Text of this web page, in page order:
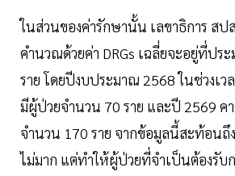
ในส่วนของค่ารักษานั้น เลขาธิการ สป
คำนวณด้วยค่า DRGs เฉลี่ยจะอยู่ที่ป
ราย โดยปีงบประมาณ 2568 ในช่วงเว
มีผู้ป่วยจำนวน 70 ราย และปี 2569 ค
จำนวน 170 ราย จากข้อมูลนี้สะท้อนถึ
ไม่มาก แต่ทำให้ผู้ป่วยที่จำเป็นต้องรับ